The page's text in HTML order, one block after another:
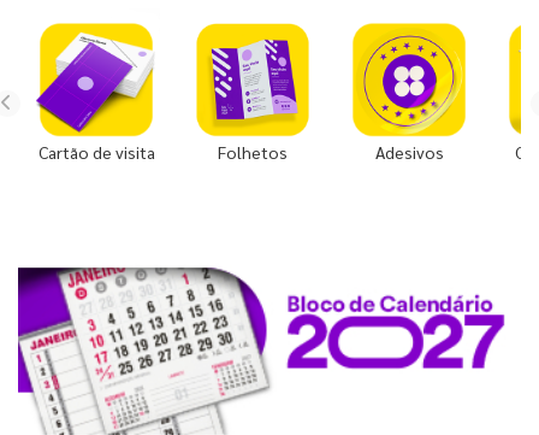
Cartão de visita Folhetos Adesivos